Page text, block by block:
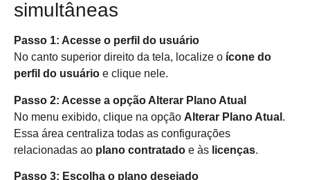
simultâneas
Passo 1: Acesse o perfil do usuário
No canto superior direito da tela, localize o ícone do
perfil do usuário e clique nele.
Passo 2: Acesse a opção Alterar Plano Atual
No menu exibido, clique na opção Alterar Plano Atual .
Essa área centraliza todas as configurações
relacionadas ao plano contratado e às licenças.
Passo 3: Escolha o plano desejado